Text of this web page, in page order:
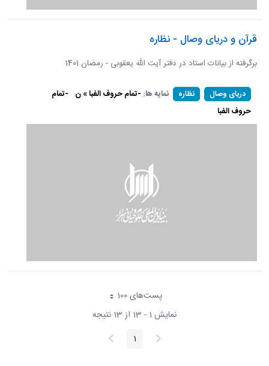
قرآن و دریای وصال - نظاره
برگرفته از بیانات استاد در دفتر آیت الله یعقوبی - رمضان 1401
دریای وصال نظاره نمایه ها: -تمام حروف الفبا » ن -تمام
حروف الفبا
پست‌‌های 100هر صفحه
نمایش 1 - 13 از 13 نتیجه
پیغام
قبلی صفحه1 صفحه
بعد